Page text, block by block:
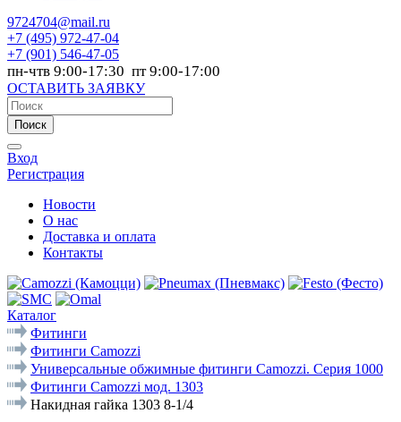
9724704@mail.ru
+7 (495) 972-47-04
+7 (901) 546-47-05
пн-чтв 9:00-17:30 пт 9:00-17:00
ОСТАВИТЬ ЗАЯВКУ
Поиск
Вход
Регистрация
Новости
О нас
Доставка и оплата
Контакты
Каталог
Фитинги
Фитинги Camozzi
Универсальные обжимные фитинги Camozzi. Серия 1000
Фитинги Camozzi мод. 1303
Накидная гайка 1303 8-1/4